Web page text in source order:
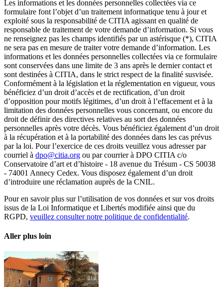
Les informations et les données personnelles collectées via ce
formulaire font l’objet d’un traitement informatique tenu à jour et
exploité sous la responsabilité de CITIA agissant en qualité de
responsable de traitement de votre demande d’information. Si vous
ne renseignez pas les champs identifiés par un astérisque (*), CITIA
ne sera pas en mesure de traiter votre demande d’information. Les
informations et les données personnelles collectées via ce formulaire
sont conservées dans une limite de 3 ans après le dernier contact et
sont destinées à CITIA, dans le strict respect de la finalité susvisée.
Conformément à la législation et la réglementation en vigueur, vous
bénéficiez d’un droit d’accès et de rectification, d’un droit
d’opposition pour motifs légitimes, d’un droit à l’effacement et à la
limitation des données personnelles vous concernant, ou encore du
droit de définir des directives relatives au sort des données
personnelles après votre décès. Vous bénéficiez également d’un droit
à la récupération et à la portabilité des données dans les cas prévus
par la loi. Pour l’exercice de ces droits veuillez vous adresser par
courriel à dpo@citia.org ou par courrier à DPO CITIA c/o
Conservatoire d’art et d’histoire - 18 avenue du Trésum - CS 50038
- 74001 Annecy Cedex. Vous disposez également d’un droit
d’introduire une réclamation auprès de la CNIL.
Pour en savoir plus sur l’utilisation de vos données et sur vos droits
issus de la Loi Informatique et Libertés modifiée ainsi que du
RGPD, veuillez consulter notre politique de confidentialité.
Aller plus loin